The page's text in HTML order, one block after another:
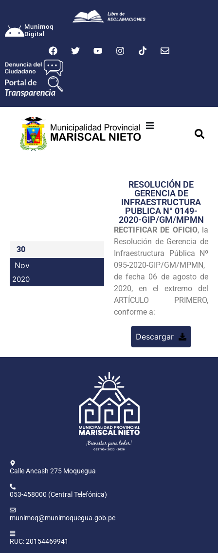
Munimoq
Digital
Transparencia
Seguridad
Programas
Intranet
30
Nov
2020
RESOLUCIÓN DE
GERENCIA DE
INFRAESTRUCTURA
PUBLICA N° 0149-
2020-GIP/GM/MPMN
RECTIFICAR DE OFICIO, la
Resolución de Gerencia de
Infraestructura Pública Nº
095-2020-GIP/GM/MPMN,
de fecha 06 de agosto de
2020, en el extremo del
ARTÍCULO PRIMERO,
conforme a:
Descargar
Calle Ancash 275 Moquegua
053-458000 (Central Telefónica)
munimoq@munimoquegua.gob.pe
RUC: 20154469941